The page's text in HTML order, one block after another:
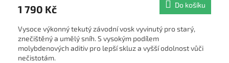
1 790 Kč Do košíku
Vysoce výkonný tekutý závodní vosk vyvinutý pro starý,
znečištěný a umělý sníh. S vysokým podílem
molybdenových aditiv pro lepší skluz a vyšší odolnost vůči
nečistotám.